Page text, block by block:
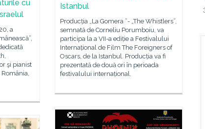
cu
a
şi pianist
Istanbul
Producția „La Gomera ”- „The Whistlers”,
semnată de Corneliu Porumboiu, va
participa la a VII-a ediție a Festivalului
Internațional de Film The Foreigners of
Oscars, de la Istanbul. Producția va fi
prezentată de două ori în perioada
festivalului internațional.